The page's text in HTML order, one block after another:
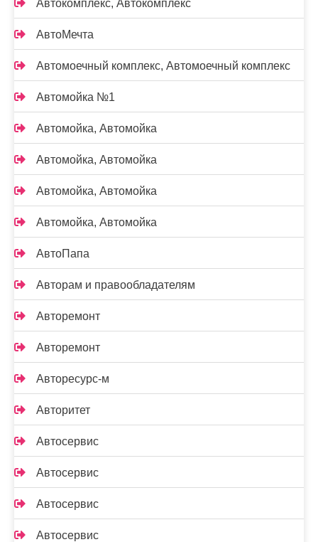
Автокомплекс, Автокомплекс
АвтоМечта
Автомоечный комплекс, Автомоечный комплекс
Автомойка №1
Автомойка, Автомойка
Автомойка, Автомойка
Автомойка, Автомойка
Автомойка, Автомойка
АвтоПапа
Авторам и правообладателям
Авторемонт
Авторемонт
Авторесурс-м
Авторитет
Автосервис
Автосервис
Автосервис
Автосервис